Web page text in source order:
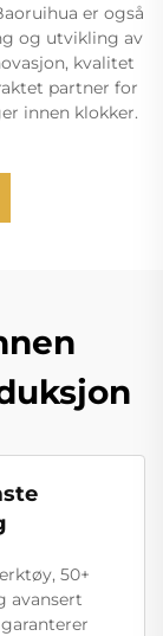
er også
og utvikling av
kvalitet
partner for
innen klokker.
50+
avansert